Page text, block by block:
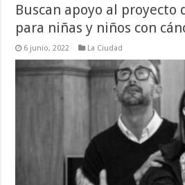
Buscan apoyo al proyecto
para niñas y niños con
6 junio, 2022 La Ciudad